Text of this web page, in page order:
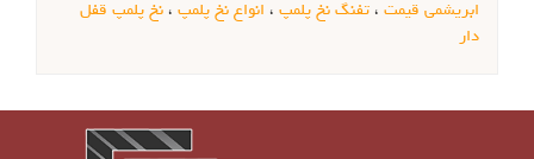
ابریشمی قیمت ، تفنگ نخ پلمپ ، انواع نخ پلمپ ، نخ پلمپ قفل
دار